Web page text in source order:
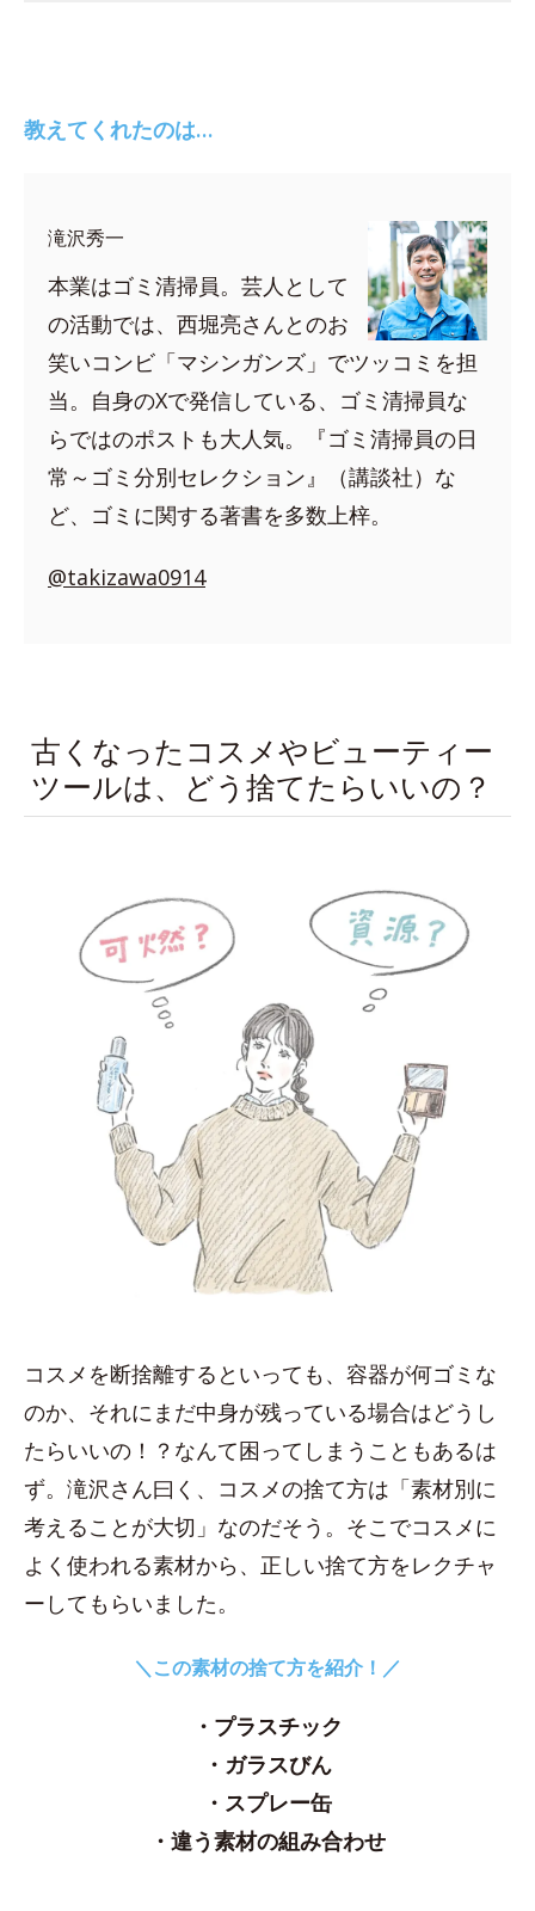
教えてくれたのは…
滝沢秀一
本業はゴミ清掃員。芸人として
の活動では、西堀亮さんとのお
笑いコンビ「マシンガンズ」でツッコミを担
当。自身のXで発信している、ゴミ清掃員な
らではのポストも大人気。『ゴミ清掃員の日
常～ゴミ分別セレクション』（講談社）な
ど、ゴミに関する著書を多数上梓。
@takizawa0914
古くなったコスメやビューティー
ツールは、どう捨てたらいいの？
コスメを断捨離するといっても、容器が何ゴミな
のか、それにまだ中身が残っている場合はどうし
たらいいの！？なんて困ってしまうこともあるは
ず。滝沢さん曰く、コスメの捨て方は「素材別に
考えることが大切」なのだそう。そこでコスメに
よく使われる素材から、正しい捨て方をレクチャ
ーしてもらいました。
＼この素材の捨て方を紹介！／
・プラスチック
・ガラスびん
・スプレー缶
・違う素材の組み合わせ